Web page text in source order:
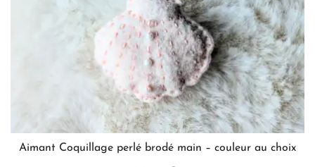
Aimant Coquillage perlé brodé main – couleur au choix